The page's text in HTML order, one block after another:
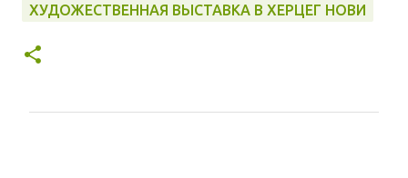
ХУДОЖЕСТВЕННАЯ ВЫСТАВКА В ХЕРЦЕГ НОВИ